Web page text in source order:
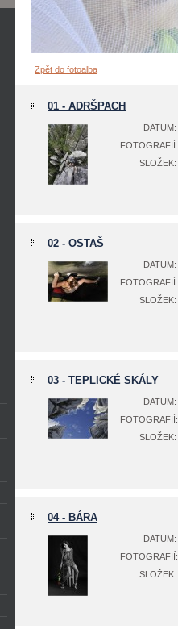
Zpět do fotoalba
01 - ADRŠPACH
DATUM:
FOTOGRAFIÍ:
SLOŽEK:
02 - OSTAŠ
DATUM:
FOTOGRAFIÍ:
SLOŽEK:
03 - TEPLICKÉ SKÁLY
DATUM:
FOTOGRAFIÍ:
SLOŽEK:
04 - BÁRA
DATUM:
FOTOGRAFIÍ:
SLOŽEK: